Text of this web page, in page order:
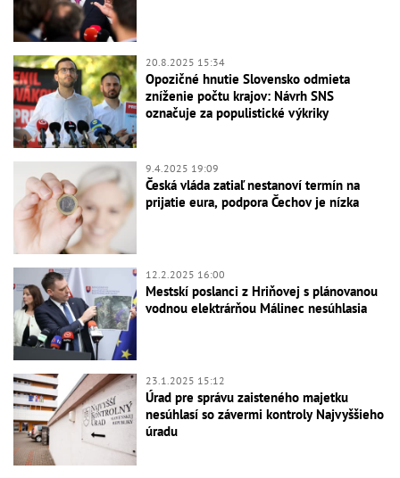
20.8.2025 15:34
Opozičné hnutie Slovensko odmieta
zníženie počtu krajov: Návrh SNS
označuje za populistické výkriky
9.4.2025 19:09
Česká vláda zatiaľ nestanoví termín na
prijatie eura, podpora Čechov je nízka
12.2.2025 16:00
Mestskí poslanci z Hriňovej s plánovanou
vodnou elektrárňou Málinec nesúhlasia
23.1.2025 15:12
Úrad pre správu zaisteného majetku
nesúhlasí so závermi kontroly Najvyššieho
úradu